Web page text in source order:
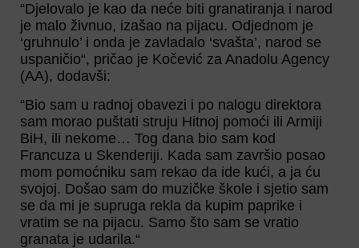
“Djelovalo je kao da neće biti granatiranja i narod
je malo živnuo, izašao na pijacu. Odjednom je
‘gruhnulo’ i onda je zavladalo ‘svašta’, narod se
uspaničio“, pričao je Kočević za Anadolu Agency
(AA), dodavši:
“Bio sam u radnoj obavezi i po nalogu direktora
sam morao puštati struju Hitnoj pomoći ili Armiji
BiH, ili nekome… Tog dana bio sam kod
Francuza u Skenderiji. Kada sam završio posao
mom pomoćniku sam rekao da ide kući, a ja ću
svojoj. Došao sam do muzičke škole i sjetio sam
se da mi je supruga rekla da kupim paprike i
vratim se na pijacu. Samo što sam se vratio
granata je udarila.“